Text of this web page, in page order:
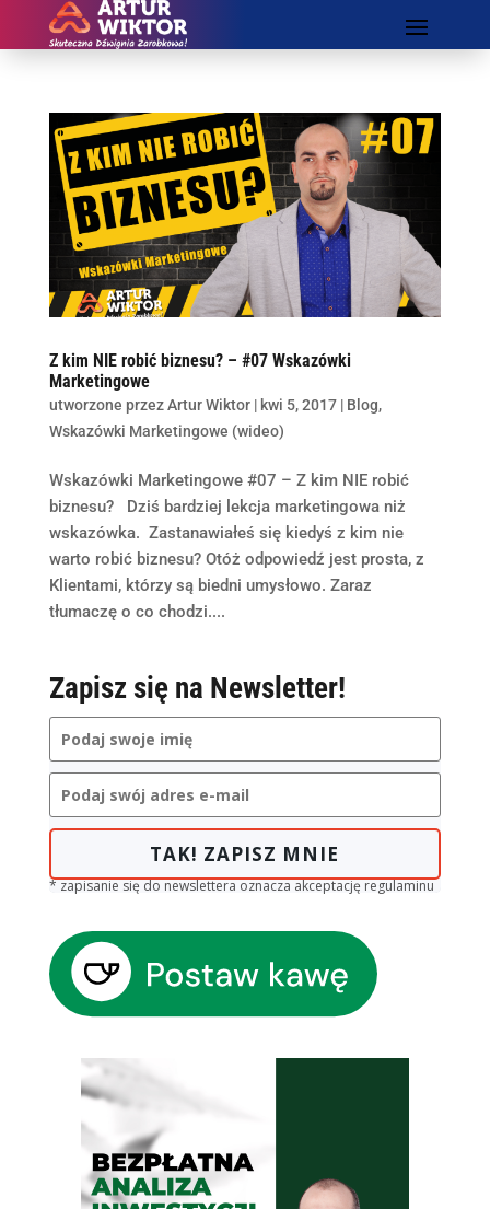
Z kim NIE robić biznesu? – #07 Wskazówki
Marketingowe
utworzone przezArtur Wiktor| kwi 5, 2017| Blog,
Wskazówki Marketingowe (wideo)
Wskazówki Marketingowe #07 – Z kim NIE robić
biznesu? Dziś bardziej lekcja marketingowa niż
wskazówka. Zastanawiałeś się kiedyś z kim nie
warto robić biznesu? Otóż odpowiedź jest prosta, z
Klientami, którzy są biedni umysłowo. Zaraz
tłumaczę o co chodzi....
Zapisz się na Newsletter!
TAK! ZAPISZ MNIE
* zapisanie się do newslettera oznacza akceptację regulaminu